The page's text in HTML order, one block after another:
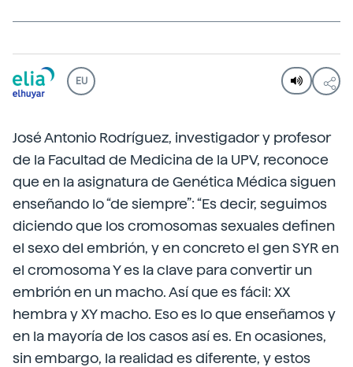
EU
José Antonio Rodríguez, investigador y profesor
de la Facultad de Medicina de la UPV, reconoce
que en la asignatura de Genética Médica siguen
enseñando lo “de siempre”: “Es decir, seguimos
diciendo que los cromosomas sexuales definen
el sexo del embrión, y en concreto el gen SYR en
el cromosoma Y es la clave para convertir un
embrión en un macho. Así que es fácil: XX
hembra y XY macho. Eso es lo que enseñamos y
en la mayoría de los casos así es. En ocasiones,
sin embargo, la realidad es diferente, y estos